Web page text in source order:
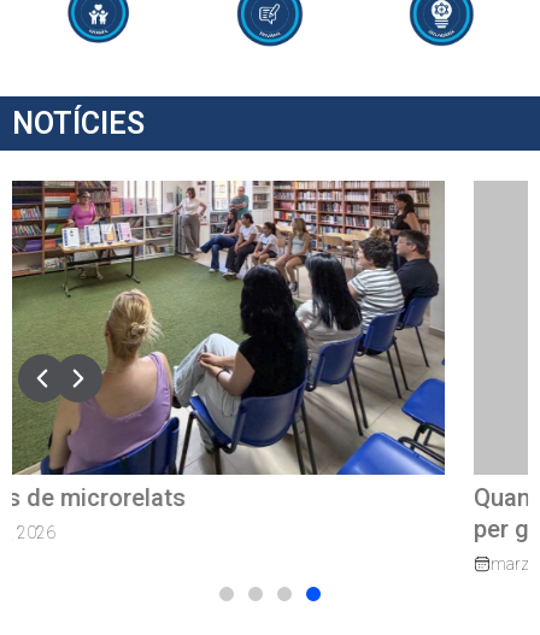
NOTÍCIES
Quan el camí continua: exalumnes que tornen
per guiar els nostres joves